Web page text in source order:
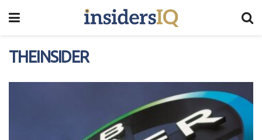
THEINSIDER